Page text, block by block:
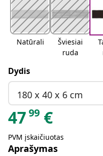
Natūrali
Šviesiai
ruda
Dydis
180 x 40 x 6 cm
4799 €
PVM įskaičiuotas
Aprašymas